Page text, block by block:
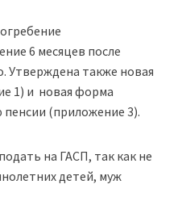
6 месяцев после
Утверждена также новая
1) и новая форма
пенсии (приложение 3).